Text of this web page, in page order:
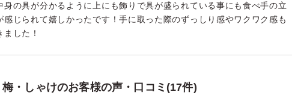
の具が分かるように上にも飾りで具が盛られている事にも食べ手の立
じられて嬉しかったです！手に取った際のずっしり感やワクワク感も
した！
梅・しゃけのお客様の声・口コミ(17件)